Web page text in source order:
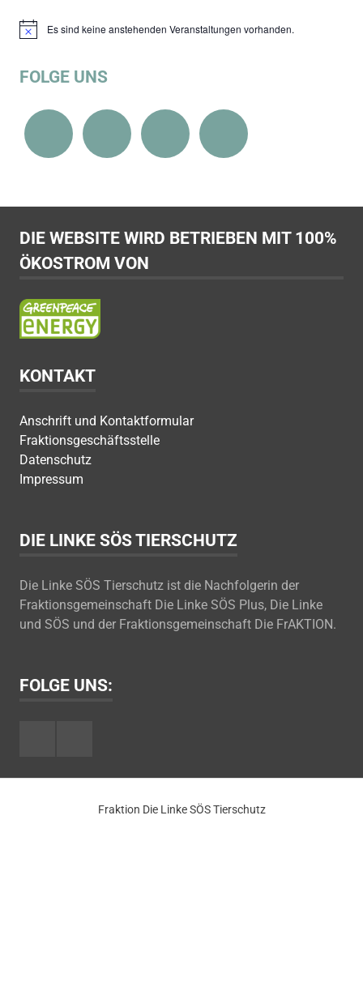
HinweisEs sind keine anstehenden Veranstaltungen vorhanden.
FOLGE UNS
DIE WEBSITE WIRD BETRIEBEN MIT 100%
ÖKOSTROM VON
KONTAKT
Anschrift und Kontaktformular
Fraktionsgeschäftsstelle
Datenschutz
Impressum
DIE LINKE SÖS TIERSCHUTZ
Die Linke SÖS Tierschutz ist die Nachfolgerin der
Fraktionsgemeinschaft Die Linke SÖS Plus, Die Linke
und SÖS und der Fraktionsgemeinschaft Die FrAKTION.
FOLGE UNS:
Fraktion Die Linke SÖS Tierschutz